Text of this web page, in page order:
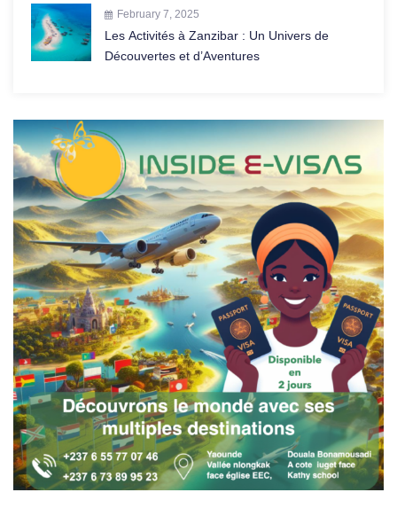
February 7, 2025
Les Activités à Zanzibar : Un Univers de
Découvertes et d’Aventures